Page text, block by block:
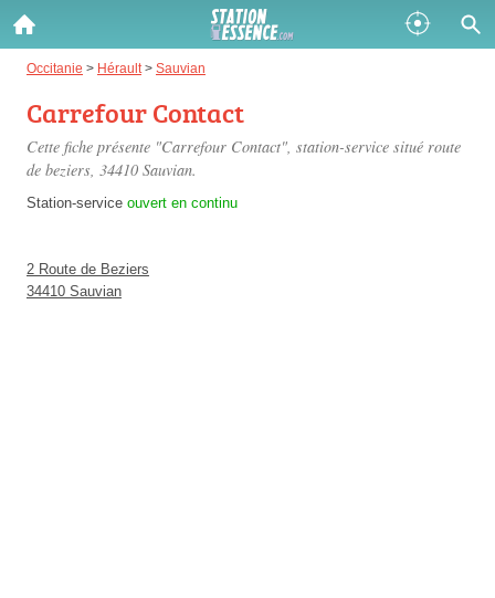
Occitanie > Hérault > Sauvian
Carrefour Contact
Cette fiche présente "Carrefour Contact", station-service situé route
de beziers, 34410 Sauvian.
Station-service ouvert en continu
2 Route de Beziers
34410 Sauvian
Gazole :
Disponible
SP 98 :
Disponible
Disponible